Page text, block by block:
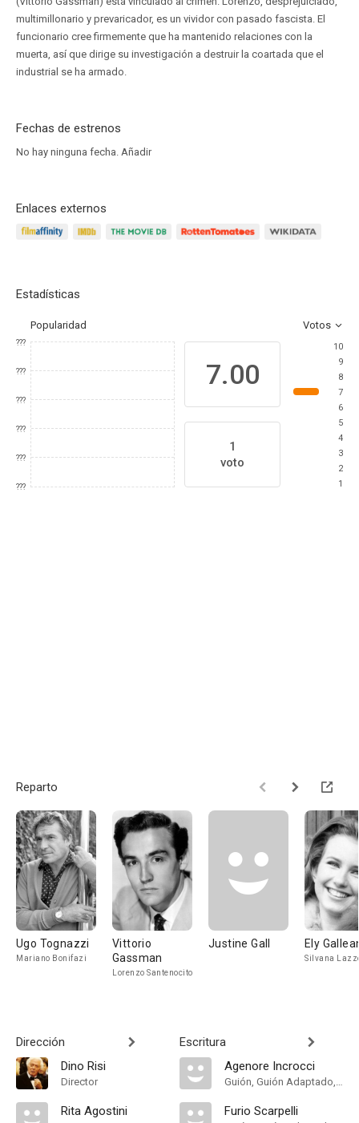
multimillonario y prevaricador, es un vividor con pasado fascista. El
funcionario cree firmemente que ha mantenido relaciones con la
muerta, así que dirige su investigación a destruir la coartada que el
industrial se ha armado.
Fechas de estrenos
No hay ninguna fecha. Añadir
Enlaces externos
Estadísticas
Popularidad Votos
???
???
???
???
???
???
7.00
1
voto
10
9
8
7
6
5
4
3
2
1
Reparto
Ugo Tognazzi
Mariano Bonifazi
Vittorio
Gassman
Lorenzo Santenocito
Justine Gall Ely
Silvana
Dirección
Dino Risi
Director
Rita Agostini
Escritura
Agenore Incrocci
Guión, Guión Adaptado, Historia
Furio Scarpelli